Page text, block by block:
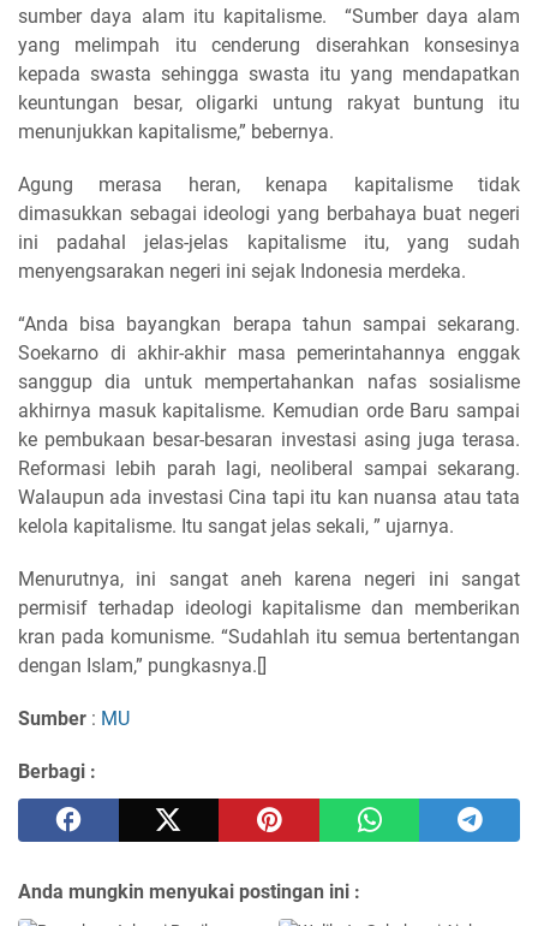
sumber daya alam itu kapitalisme. “Sumber daya alam
yang melimpah itu cenderung diserahkan konsesinya
kepada swasta sehingga swasta itu yang mendapatkan
keuntungan besar, oligarki untung rakyat buntung itu
menunjukkan kapitalisme,” bebernya.
Agung merasa heran, kenapa kapitalisme tidak
dimasukkan sebagai ideologi yang berbahaya buat negeri
ini padahal jelas-jelas kapitalisme itu, yang sudah
menyengsarakan negeri ini sejak Indonesia merdeka.
“Anda bisa bayangkan berapa tahun sampai sekarang.
Soekarno di akhir-akhir masa pemerintahannya enggak
sanggup dia untuk mempertahankan nafas sosialisme
akhirnya masuk kapitalisme. Kemudian orde Baru sampai
ke pembukaan besar-besaran investasi asing juga terasa.
Reformasi lebih parah lagi, neoliberal sampai sekarang.
Walaupun ada investasi Cina tapi itu kan nuansa atau tata
kelola kapitalisme. Itu sangat jelas sekali, ” ujarnya.
Menurutnya, ini sangat aneh karena negeri ini sangat
permisif terhadap ideologi kapitalisme dan memberikan
kran pada komunisme. “Sudahlah itu semua bertentangan
dengan Islam,” pungkasnya.[]
Sumber : MU
Berbagi :
Anda mungkin menyukai postingan ini :